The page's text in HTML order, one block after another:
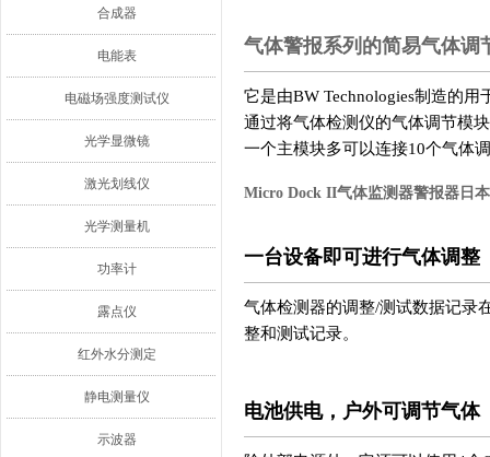
合成器
电能表
电磁场强度测试仪
光学显微镜
激光划线仪
光学测量机
功率计
露点仪
红外水分测定
静电测量仪
示波器
气体警报系列的简易气体调
它是由BW Technologies制造的
通过将气体检测仪的气体调节模
一个主模块多可以连接10个气体
Micro Dock II气体监测器警报器日
一台设备即可进行气体调整
气体检测器的调整/测试数据记录
整和测试记录。
电池供电，户外可调节气体